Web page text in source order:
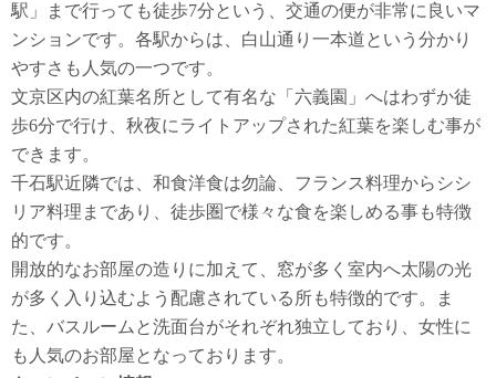
駅」まで行っても徒歩7分という、交通の便が非常に良いマ
ンションです。各駅からは、白山通り一本道という分かり
やすさも人気の一つです。
文京区内の紅葉名所として有名な「六義園」へはわずか徒
歩6分で行け、秋夜にライトアップされた紅葉を楽しむ事が
できます。
千石駅近隣では、和食洋食は勿論、フランス料理からシシ
リア料理まであり、徒歩圏で様々な食を楽しめる事も特徴
的です。
開放的なお部屋の造りに加えて、窓が多く室内へ太陽の光
が多く入り込むよう配慮されている所も特徴的です。ま
た、バスルームと洗面台がそれぞれ独立しており、女性に
も人気のお部屋となっております。